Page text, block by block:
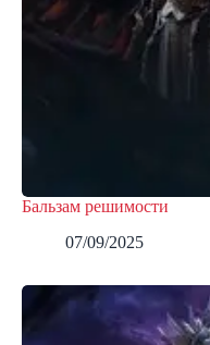
Бальзам решимости
07/09/2025